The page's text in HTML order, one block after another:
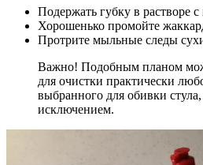
Подержать губку в растворе
Хорошенько промойте
Протрите мыльные следы
Важно! Подобным планом
для очистки практически
выбранного для обивки
исключением.